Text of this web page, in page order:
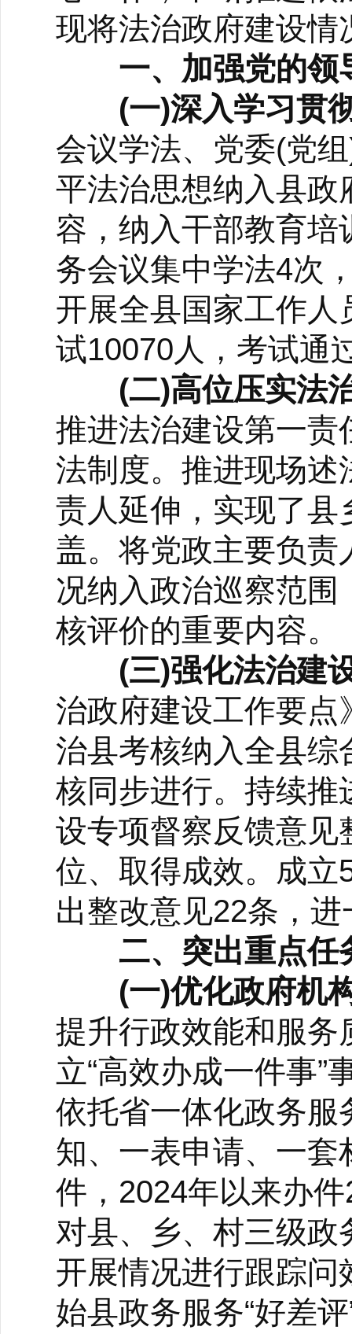
现将法治政府建设情
一、加强党的领
(一)深入学习贯
会议学法、党委(党
平法治思想纳入县政
容，纳入干部教育
务会议集中学法4次
开展全县国家工作
试10070人，考试通
(二)高位压实法
推进法治建设第一责
法制度。推进现场述
责人延伸，实现了县
盖。将党政主要负
况纳入政治巡察范
核评价的重要内容。
(三)强化法治建
治政府建设工作要
治县考核纳入全县
核同步进行。持续推
设专项督察反馈意见
位、取得成效。成立
出整改意见22条，
二、突出重点任
(一)优化政府机
提升行政效能和服务
立“高效办成一件事”
依托省一体化政务服
知、一表申请、一
件，2024年以来办
对县、乡、村三级政
开展情况进行跟踪
始县政务服务“好差